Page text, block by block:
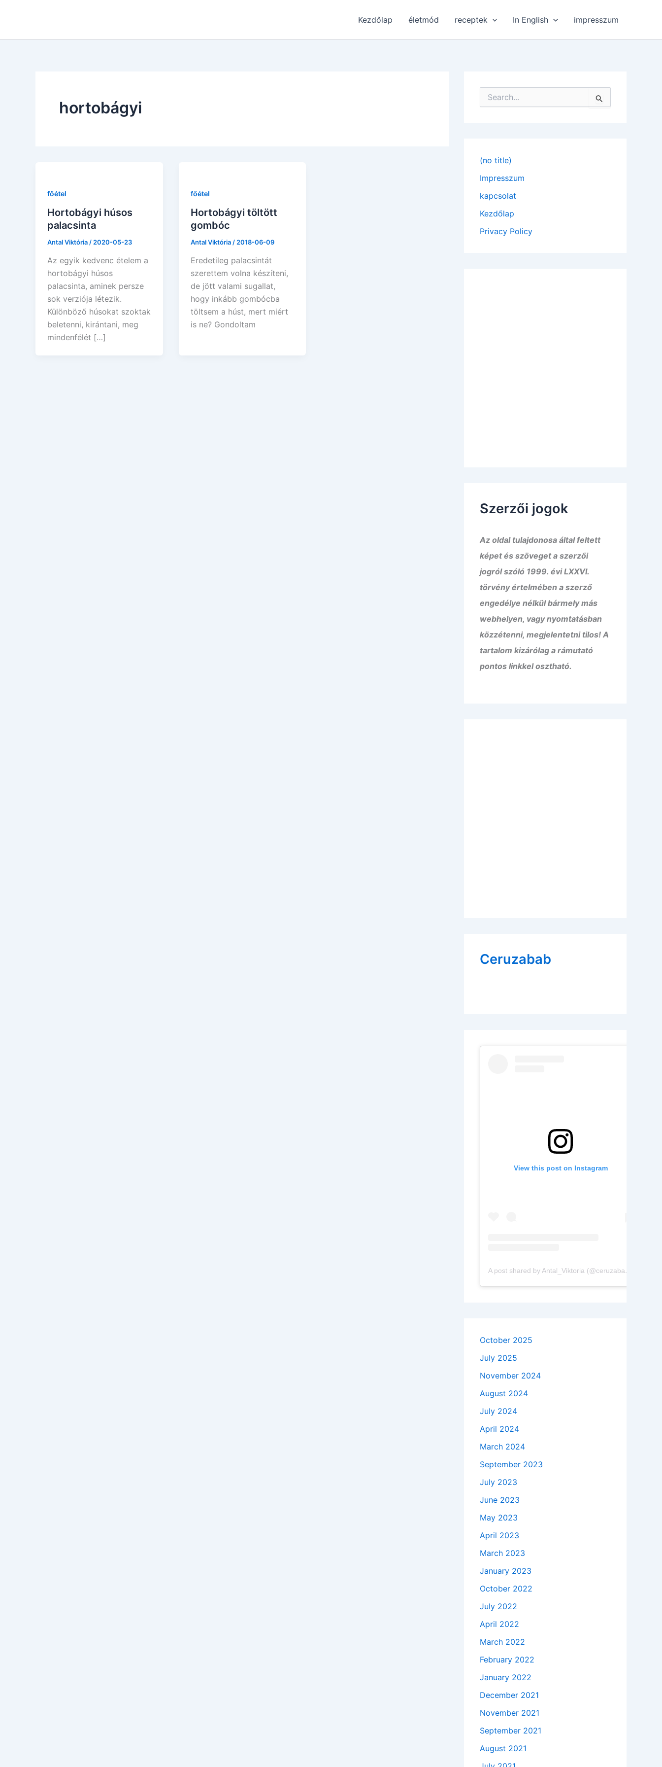
Kezdőlap életmód receptek In English impresszum
hortobágyi
főétel
Hortobágyi húsos
palacsinta
Antal Viktória / 2020-05-23
Az egyik kedvenc ételem a
hortobágyi húsos
palacsinta, aminek persze
sok verziója létezik.
Különböző húsokat szoktak
beletenni, kirántani, meg
mindenfélét […]
főétel
Hortobágyi töltött
gombóc
Antal Viktória / 2018-06-09
Eredetileg palacsintát
szerettem volna készíteni,
de jött valami sugallat,
hogy inkább gombócba
töltsem a húst, mert miért
is ne? Gondoltam
o
:
(no title)
Impresszum
kapcsolat
Kezdőlap
Privacy Policy
Szerzői jogok
Az oldal tulajdonosa által feltett
képet és szöveget a szerzői
jogról szóló 1999. évi LXXVI.
törvény értelmében a szerző
engedélye nélkül bármely más
webhelyen, vagy nyomtatásban
közzétenni, megjelentetni tilos! A
tartalom kizárólag a rámutató
pontos linkkel osztható.
Ceruzabab
View this post on Instagram
A post shared by Antal_Viktoria (@ceruzabab.hu)
October 2025
July 2025
November 2024
August 2024
July 2024
April 2024
March 2024
September 2023
July 2023
June 2023
May 2023
April 2023
March 2023
January 2023
October 2022
July 2022
April 2022
March 2022
February 2022
January 2022
December 2021
November 2021
September 2021
August 2021